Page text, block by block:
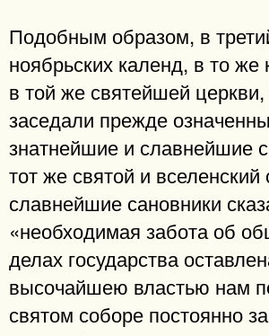
Подобным образом, в
ноябрьских календ, в то же
в той же святейшей церкви,
заседали прежде
знатнейшие и славнейшие
тот же святой и вселенский
славнейшие сановники
«необходимая забота об
делах государства
высочайшею властью нам
святом соборе постоянно